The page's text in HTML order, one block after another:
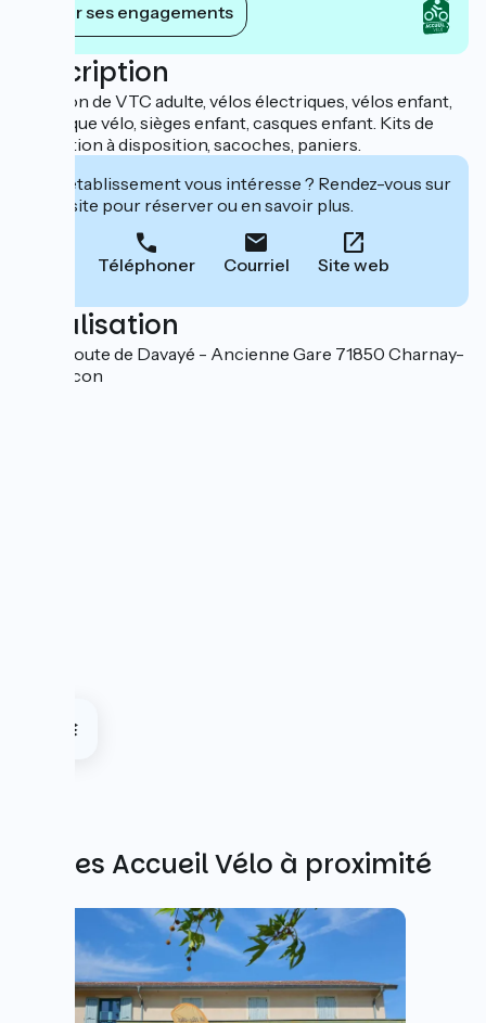
Voir ses engagements
Description
Location de VTC adulte, vélos électriques, vélos enfant,
remorque vélo, sièges enfant, casques enfant. Kits de
réparation à disposition, sacoches, paniers.
Cet établissement vous intéresse ? Rendez-vous sur
leur site pour réserver ou en savoir plus.
Téléphoner Courriel Site web
Localisation
2727 Route de Davayé - Ancienne Gare 71850 Charnay-
lès-Mâcon
Autres Accueil Vélo à proximité